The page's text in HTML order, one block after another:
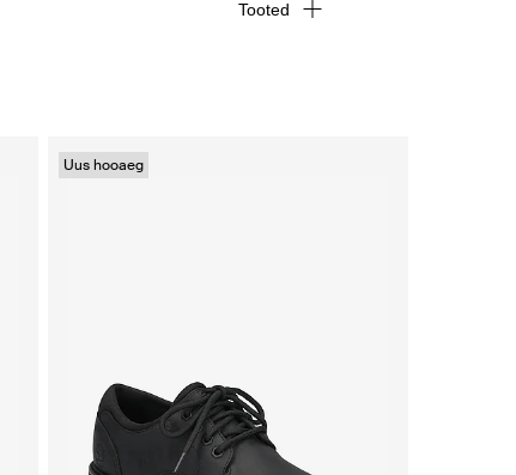
Uus hooaeg
Tooted